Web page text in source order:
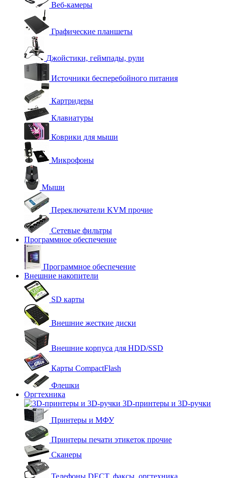
Веб-камеры
Графические планшеты
Джойстики, геймпады, рули
Источники бесперебойного питания
Картридеры
Клавиатуры
Коврики для мыши
Микрофоны
Мыши
Переключатели KVM прочие
Сетевые фильтры
Программное обеспечение
Программное обеспечение
Внешние накопители
SD карты
Внешние жесткие диски
Внешние корпуса для HDD/SSD
Карты CompactFlash
Флешки
Оргтехника
3D-принтеры и 3D-ручки
Принтеры и МФУ
Принтеры печати этикеток прочие
Сканеры
Телефоны DECT, факсы, оргтехника